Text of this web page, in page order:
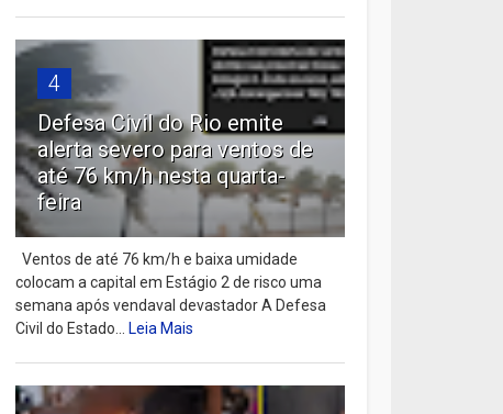
4
Defesa Civil do Rio emite
alerta severo para ventos de
até 76 km/h nesta quarta-
feira
Ventos de até 76 km/h e baixa umidade
colocam a capital em Estágio 2 de risco uma
semana após vendaval devastador A Defesa
Civil do Estado...Leia Mais